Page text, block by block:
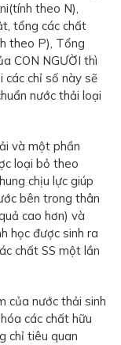
theo N),
tổng các chất
theo P), Tổng
CON NGƯỜI thì
các chỉ số này sẽ
nước thải loại
và một phần
loại bỏ theo
chịu lực giúp
bên trong thân
cao hơn) và
học được sinh ra
chất SS một lần
của nước thải sinh
các chất hữu
chỉ tiêu quan